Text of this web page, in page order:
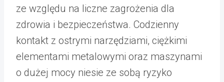
ze względu na liczne zagrożenia dla
zdrowia i bezpieczeństwa. Codzienny
kontakt z ostrymi narzędziami, ciężkimi
elementami metalowymi oraz maszynami
o dużej mocy niesie ze sobą ryzyko